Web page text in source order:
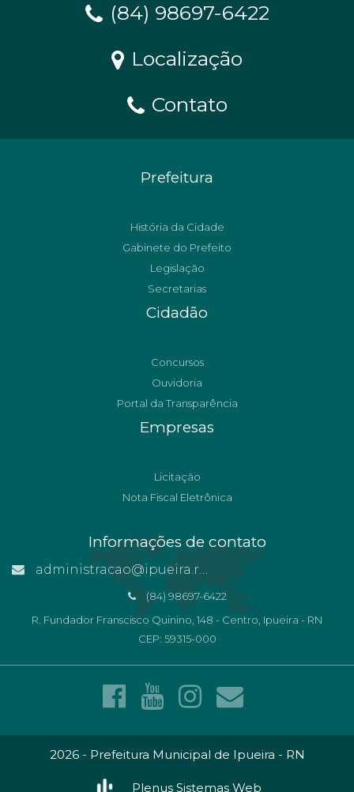
(84) 98697-6422
Localização
Contato
Prefeitura
História da Cidade
Gabinete do Prefeito
Legislação
Secretarias
Cidadão
Concursos
Ouvidoria
Portal da Transparência
Empresas
Licitação
Nota Fiscal Eletrônica
Informações de contato
administracao@ipueira.rn.gov.br
(84) 98697-6422
R. Fundador Franscisco Quinino, 148 - Centro, Ipueira - RN
CEP: 59315-000
2026 - Prefeitura Municipal de Ipueira - RN
Plenus Sistemas Web